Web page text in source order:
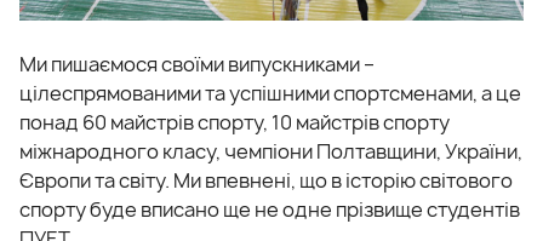
Ми пишаємося своїми випускниками –
цілеспрямованими та успішними спортсменами, а це
понад 60 майстрів спорту, 10 майстрів спорту
міжнародного класу, чемпіони Полтавщини, України,
Європи та світу. Ми впевнені, що в історію світового
спорту буде вписано ще не одне прізвище студентів